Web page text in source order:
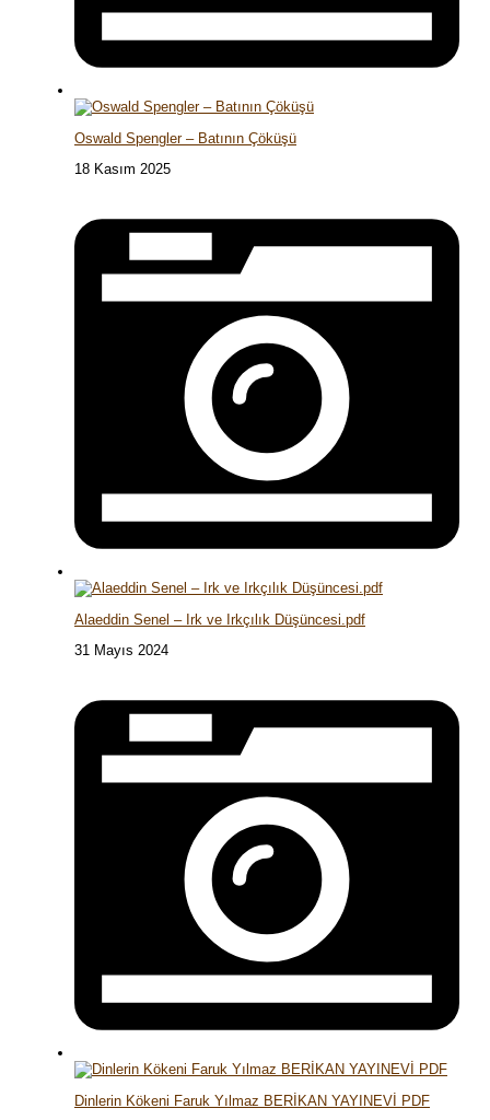
Oswald Spengler – Batının Çöküşü
18 Kasım 2025
Alaeddin Senel – Irk ve Irkçılık Düşüncesi.pdf
31 Mayıs 2024
Dinlerin Kökeni Faruk Yılmaz BERİKAN YAYINEVİ PDF